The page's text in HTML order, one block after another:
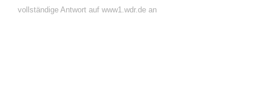
vollständige Antwort auf www1.wdr.de an